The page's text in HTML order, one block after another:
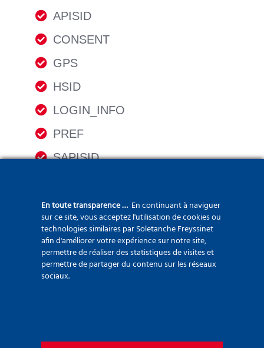
APISID
CONSENT
GPS
HSID
LOGIN_INFO
PREF
SAPISID
SSID
VISITOR_INFO1_LIVE
YSC
En toute transparence … En continuant à naviguer
sur ce site, vous acceptez l'utilisation de cookies ou
technologies similaires par Soletanche Freyssinet
afin d'améliorer votre expérience sur notre site,
permettre de réaliser des statistiques de visites et
permettre de partager du contenu sur les réseaux
sociaux.